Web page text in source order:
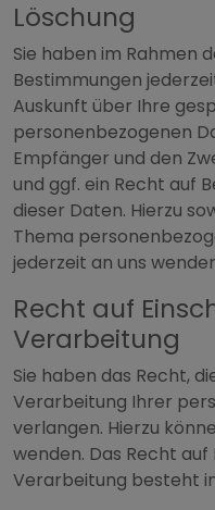
Löschung
Sie haben im Rahmen
Bestimmungen
Auskunft über Ihre
personenbezogenen
Empfänger und den
und ggf. ein Recht auf
dieser Daten. Hierzu
Thema
jederzeit an uns
Recht auf
Verarbeitung
Sie haben das Recht,
Verarbeitung Ihrer
verlangen. Hierzu
wenden. Das Recht
Verarbeitung besteht